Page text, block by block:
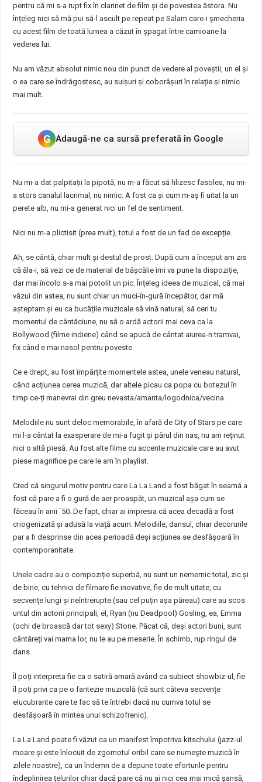
pentru că mi s-a rupt fix în clarinet de film și de povestea ăstora. Nu
înțeleg nici să mă pui să-l ascult pe repeat pe Salam care-i șmecheria
cu acest film de toată lumea a căzut în șpagat între camioane la
vederea lui.
Nu am văzut absolut nimic nou din punct de vedere al poveștii, un el și
o ea care se îndrăgostesc, au suișuri și coborâșuri în relație și nimic
mai mult.
G Adaugă-ne ca sursă preferată în Google
Nu mi-a dat palpitații la pipotă, nu m-a făcut să hlizesc fasolea, nu mi-
a stors canalul lacrimal, nu nimic. A fost ca și cum m-aș fi uitat la un
perete alb, nu mi-a generat nici un fel de sentiment.
Nici nu m-a plictisit (prea mult), totul a fost de un fad de excepție.
Ah, se cântă, chiar mult și destul de prost. După cum a început am zis
că ăla-i, să vezi ce de material de bășcălie îmi va pune la dispoziție,
dar mai încolo s-a mai potolit un pic. Înțeleg ideea de muzical, că mai
văzui din astea, nu sunt chiar un muci-în-gură începător, dar mă
așteptam și eu ca bucățile muzicale să vină natural, să ceri tu
momentul de cântăciune, nu să o ardă actorii mai ceva ca la
Bollywood (filme indiene) când se apucă de cântat aiurea-n tramvai,
fix când e mai nasol pentru poveste.
Ce e drept, au fost împărțite momentele astea, unele veneau natural,
când acțiunea cerea muzică, dar altele picau ca popa cu botezul în
timp ce-ți manevrai din greu nevasta/amanta/logodnica/vecina.
Melodiile nu sunt deloc memorabile, în afară de City of Stars pe care
mi l-a cântat la exasperare de mi-a fugit și părul din nas, nu am reținut
nici o altă piesă. Au fost alte filme cu accente muzicale care au avut
piese magnifice pe care le am în playlist.
Cred că singurul motiv pentru care La La Land a fost băgat în seamă a
fost că pare a fi o gură de aer proaspăt, un muzical așa cum se
făceau în anii `50. De fapt, chiar ai impresia că acea decadă a fost
criogenizată și adusă la viață acum. Melodiile, dansul, chiar decorurile
par a fi desprinse din acea perioadă deși acțiunea se desfășoară în
contemporanitate.
Unele cadre au o compoziție superbă, nu sunt un nemernic total, zic și
de bine, cu tehnici de filmare fie inovative, fie de mult uitate, cu
secvențe lungi și neîntrerupte (sau cel puțin așa păreau) care au scos
untul din actorii principali, el, Ryan (nu Deadpool) Gosling, ea, Emma
(ochi de broască dar tot sexy) Stone. Păcat că, deși actori buni, sunt
cântăreți vai mama lor, nu le au pe meserie. În schimb, rup ringul de
dans.
Îl poți interpreta fie ca o satiră amară având ca subiect showbiz-ul, fie
îl poți privi ca pe o fantezie muzicală (că sunt câteva secvențe
elucubrante care te fac să te întrebi dacă nu cumva totul se
desfășoară în mintea unui schizofrenic).
La La Land poate fi văzut ca un manifest împotriva kitschului (jazz-ul
moare și este înlocuit de zgomotul oribil care se numește muzică în
zilele noastre), ca un îndemn de a depune toate eforturile pentru
îndeplinirea țelurilor chiar dacă pare că nu ai nici cea mai mică șansă,